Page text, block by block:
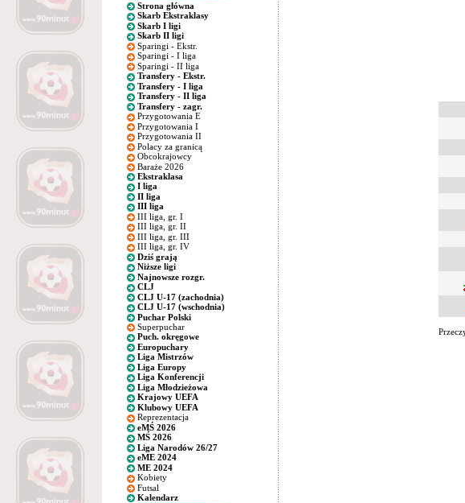
Strona główna
Skarb Ekstraklasy
Skarb I ligi
Skarb II ligi
Sparingi - Ekstr.
Sparingi - I liga
Sparingi - II liga
Transfery - Ekstr.
Transfery - I liga
Transfery - II liga
Transfery - zagr.
Przygotowania E
Przygotowania I
Przygotowania II
Polacy za granicą
Obcokrajowcy
Baraże 2026
Ekstraklasa
I liga
II liga
III liga
III liga, gr. I
III liga, gr. II
III liga, gr. III
III liga, gr. IV
Dziś grają
Niższe ligi
Najnowsze rozgr.
CLJ
CLJ U-17 (zachodnia)
CLJ U-17 (wschodnia)
Puchar Polski
Superpuchar
Puch. okręgowe
Europuchary
Liga Mistrzów
Liga Europy
Liga Konferencji
Liga Młodzieżowa
Krajowy UEFA
Klubowy UEFA
Reprezentacja
eMŚ 2026
MŚ 2026
Liga Narodów 26/27
eME 2024
ME 2024
Kobiety
Futsal
Kalendarz